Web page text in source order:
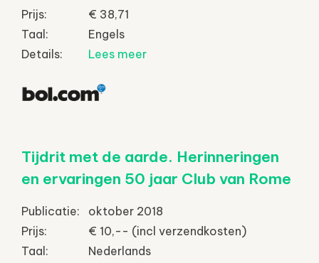
Prijs:
€ 38,71
Taal:
Engels
Details:
Lees meer
Tijdrit met de aarde. Herinneringen
en ervaringen 50 jaar Club van Rome
Publicatie:
oktober 2018
Prijs:
€ 10,-- (incl verzendkosten)
Taal:
Nederlands